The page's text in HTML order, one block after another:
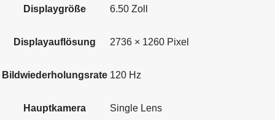
Displaygröße 6.50 Zoll
Displayauflösung 2736 × 1260 Pixel
Bildwiederholungsrate 120 Hz
Hauptkamera Single Lens